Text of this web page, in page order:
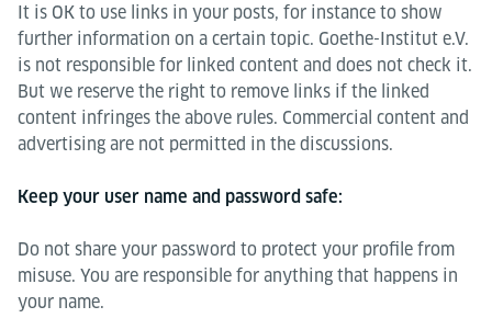
It is OK to use links in your posts, for instance to show
further information on a certain topic. Goethe-Institut e.V.
is not responsible for linked content and does not check it.
But we reserve the right to remove links if the linked
content infringes the above rules. Commercial content and
advertising are not permitted in the discussions.
Keep your user name and password safe:
Do not share your password to protect your profile from
misuse. You are responsible for anything that happens in
your name.